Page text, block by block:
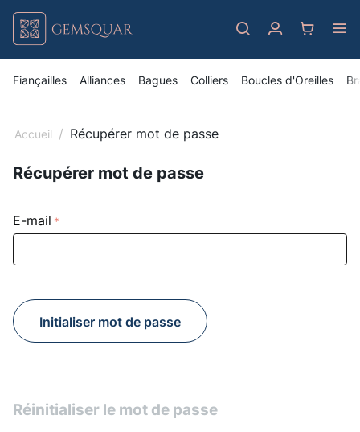
Fiançailles Alliances Bagues Colliers Boucles d'Oreilles
Accueil / Récupérer mot de passe
Récupérer mot de passe
E-mail
Initialiser mot de passe
Réinitialiser le mot de passe